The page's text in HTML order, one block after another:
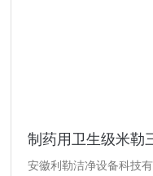
制药用卫生级米勒
安徽利勒洁净设备科技